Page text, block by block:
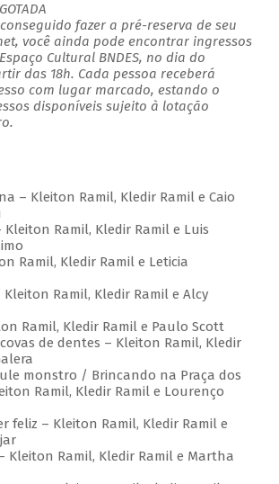
fazer a pré-reserva de seu
você ainda pode encontrar ingressos
Cultural BNDES, no dia do
das 18h. Cada pessoa receberá
com lugar marcado, estando o
disponíveis sujeito à lotação
– Kleiton Ramil, Kledir Ramil e Caio
Kleiton Ramil, Kledir Ramil e Luis
Ramil, Kledir Ramil e Leticia
Ramil, Kledir Ramil e Alcy
Ramil, Kledir Ramil e Paulo Scott
de dentes – Kleiton Ramil, Kledir
monstro / Brincando na Praça dos
Ramil, Kledir Ramil e Lourenço
feliz – Kleiton Ramil, Kledir Ramil e
Kleiton Ramil, Kledir Ramil e Martha